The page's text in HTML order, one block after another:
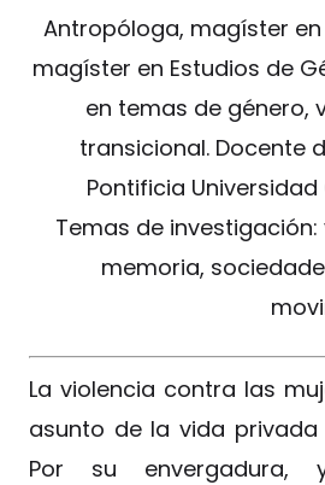
Antropóloga, magíster
magíster en Estudios de
en temas de género,
transicional. Docente
Pontificia
Temas de
memoria,
La violencia contra las
asunto de la vida privada
Por su envergadura,